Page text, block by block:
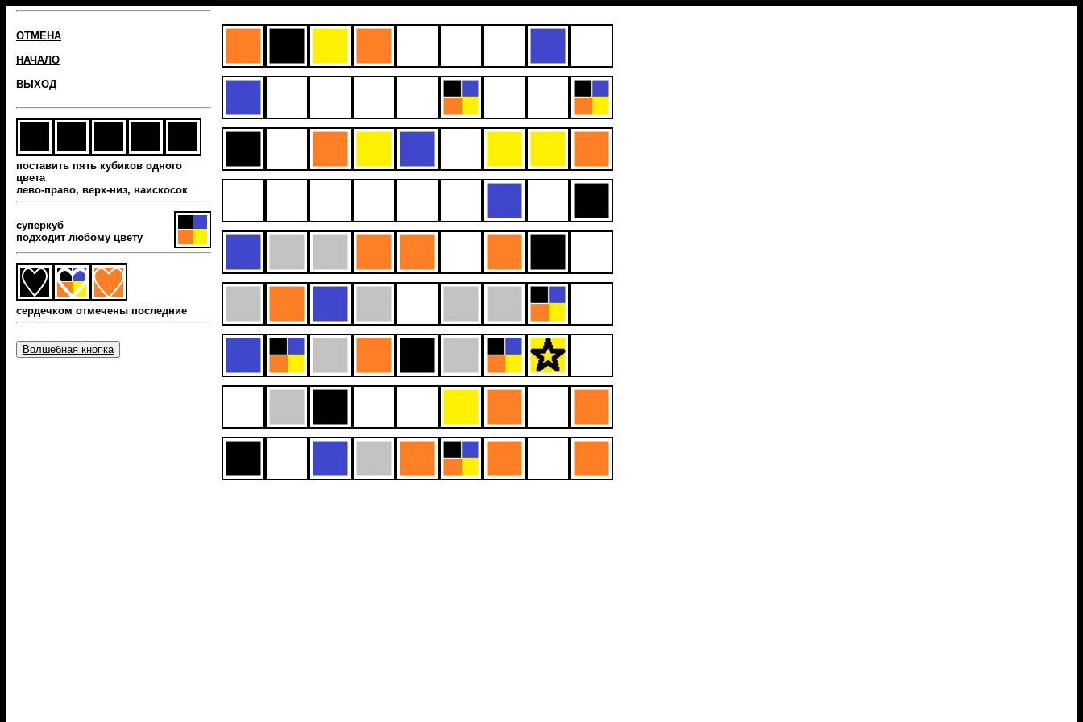
ОТМЕНА
НАЧАЛО
ВЫХОД
поставить пять кубиков одного
цвета
лево-право, верх-низ, наиcкосок
суперкуб
подходит любому цвету
сердечком отмечены последние
Волшебная кнопка